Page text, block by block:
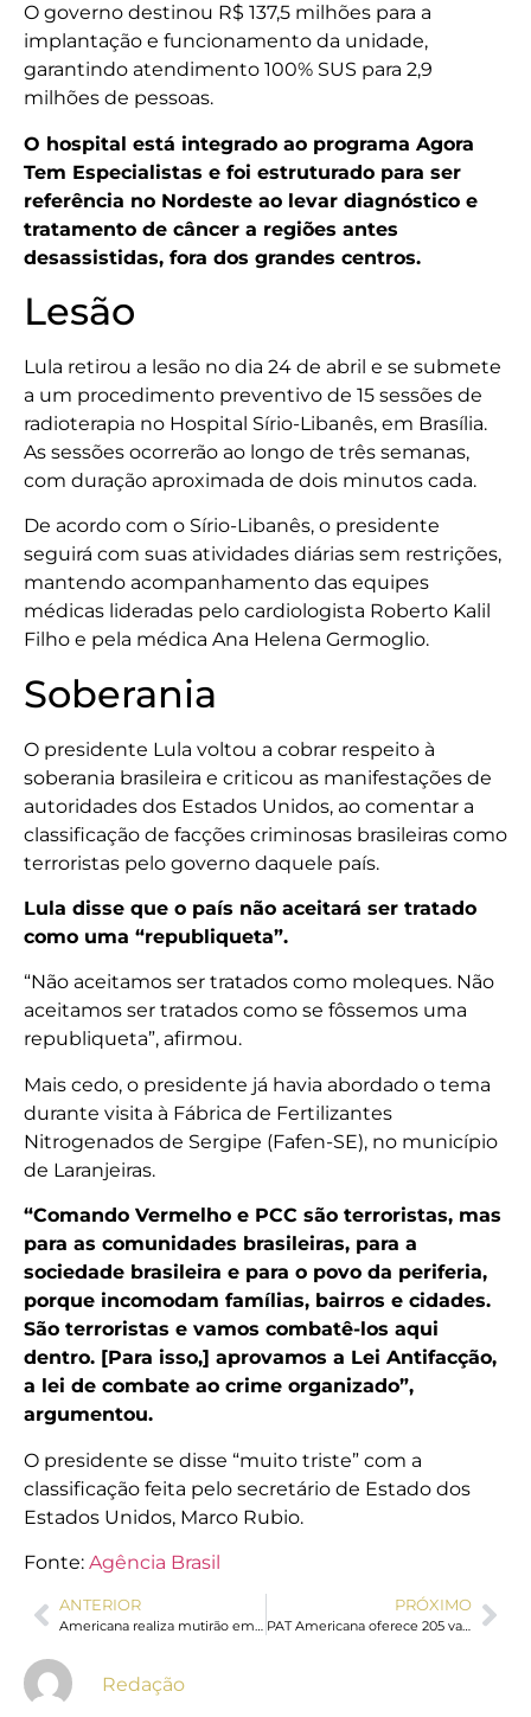
O governo destinou R$ 137,5 milhões para a
implantação e funcionamento da unidade,
garantindo atendimento 100% SUS para 2,9
milhões de pessoas.
O hospital está integrado ao programa Agora
Tem Especialistas e foi estruturado para ser
referência no Nordeste ao levar diagnóstico e
tratamento de câncer a regiões antes
desassistidas, fora dos grandes centros.
Lesão
Lula retirou a lesão no dia 24 de abril e se submete
a um procedimento preventivo de 15 sessões de
radioterapia no Hospital Sírio-Libanês, em Brasília.
As sessões ocorrerão ao longo de três semanas,
com duração aproximada de dois minutos cada.
De acordo com o Sírio-Libanês, o presidente
seguirá com suas atividades diárias sem restrições,
mantendo acompanhamento das equipes
médicas lideradas pelo cardiologista Roberto Kalil
Filho e pela médica Ana Helena Germoglio.
Soberania
O presidente Lula voltou a cobrar respeito à
soberania brasileira e criticou as manifestações de
autoridades dos Estados Unidos, ao comentar a
classificação de facções criminosas brasileiras como
terroristas pelo governo daquele país.
Lula disse que o país não aceitará ser tratado
como uma “republiqueta”.
“Não aceitamos ser tratados como moleques. Não
aceitamos ser tratados como se fôssemos uma
republiqueta”, afirmou.
Mais cedo, o presidente já havia abordado o tema
durante visita à Fábrica de Fertilizantes
Nitrogenados de Sergipe (Fafen-SE), no município
de Laranjeiras.
“Comando Vermelho e PCC são terroristas, mas
para as comunidades brasileiras, para a
sociedade brasileira e para o povo da periferia,
porque incomodam famílias, bairros e cidades.
São terroristas e vamos combatê-los aqui
dentro. [Para isso,] aprovamos a Lei Antifacção,
a lei de combate ao crime organizado”,
argumentou.
O presidente se disse “muito triste” com a
classificação feita pelo secretário de Estado dos
Estados Unidos, Marco Rubio.
Fonte: Agência Brasil
ANTERIOR
Americana realiza mutirão em ortopedia e oftalmologia neste sábado
PRÓXIMO
PAT Americana oferece 205 vagas de emprego
Redação